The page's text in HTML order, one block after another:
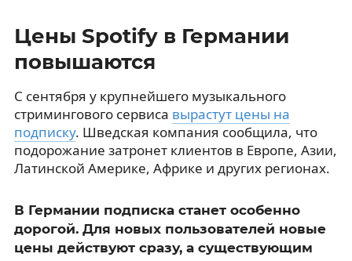
Цены Spotify в Германии
повышаются
С сентября у крупнейшего музыкального
стримингового сервиса вырастут цены на
подписку. Шведская компания сообщила, что
подорожание затронет клиентов в Европе, Азии,
Латинской Америке, Африке и других регионах.
В Германии подписка станет особенно
дорогой. Для новых пользователей новые
цены действуют сразу, а существующим